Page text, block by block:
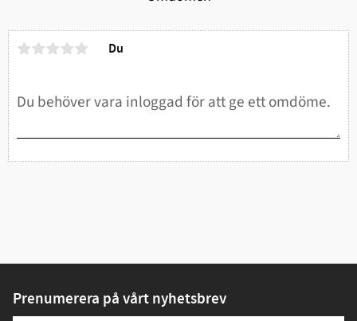
Du
Prenumerera på vårt nyhetsbrev